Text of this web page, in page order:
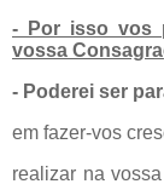
- Por isso vos
vossa
- Poderei ser
em fazer-vos
realizar na